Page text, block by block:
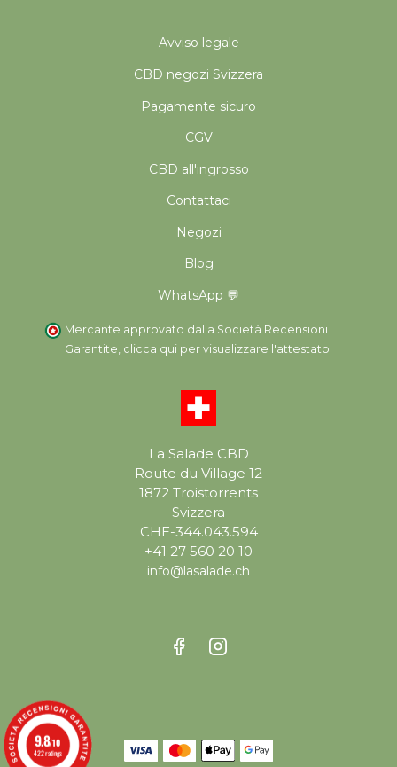
La Salade CBD
Route du Village 12
1872 Troistorrents
Svizzera
CHE-344.043.594
+41 27 560 20 10
info@lasalade.ch
Avviso legale
CBD negozi Svizzera
Pagamente sicuro
CGV
CBD all'ingrosso
Contattaci
Negozi
Blog
WhatsApp 💬
Mercante approvato dalla Società Recensioni
Garantite, clicca qui per visualizzare l'attestato
9.8/10
422 ratings